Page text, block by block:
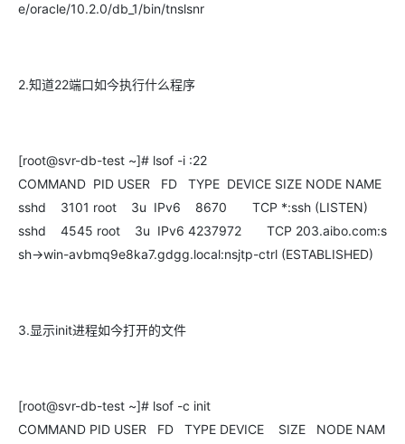
e/oracle/10.2.0/db_1/bin/tnslsnr
2.知道22端口如今执行什么程序
[root@svr-db-test ~]# lsof -i :22
COMMAND PID USER FD TYPE DEVICE SIZE NODE NAME
sshd 3101 root 3u IPv6 8670 TCP *:ssh (LISTEN)
sshd 4545 root 3u IPv6 4237972 TCP 203.aibo.com:s
sh->win-avbmq9e8ka7.gdgg.local:nsjtp-ctrl (ESTABLISHED)
3.显示init进程如今打开的文件
[root@svr-db-test ~]# lsof -c init
COMMAND PID USER FD TYPE DEVICE SIZE NODE NAM